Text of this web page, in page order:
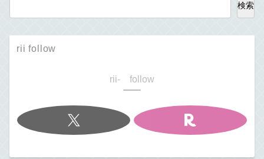
検索
rii follow
rii- follow